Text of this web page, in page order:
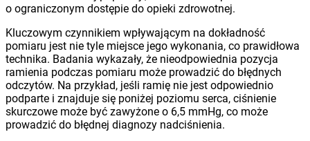
o ograniczonym dostępie do opieki zdrowotnej.
Kluczowym czynnikiem wpływającym na dokładność
pomiaru jest nie tyle miejsce jego wykonania, co prawidłowa
technika. Badania wykazały, że nieodpowiednia pozycja
ramienia podczas pomiaru może prowadzić do błędnych
odczytów. Na przykład, jeśli ramię nie jest odpowiednio
podparte i znajduje się poniżej poziomu serca, ciśnienie
skurczowe może być zawyżone o 6,5 mmHg, co może
prowadzić do błędnej diagnozy nadciśnienia.